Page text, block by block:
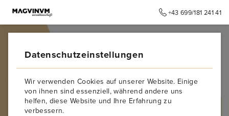
+43 699/181 241 41
Spanien
Datenschutzeinstellungen
Wir verwenden Cookies auf unserer Website. Einige
von ihnen sind essenziell, während andere uns
helfen, diese Website und Ihre Erfahrung zu
verbessern.